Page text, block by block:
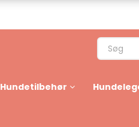
Hundetilbehør